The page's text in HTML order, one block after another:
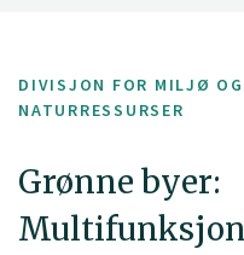
DIVISJON FOR MILJØ OG
NATURRESSURSER
Grønne byer: